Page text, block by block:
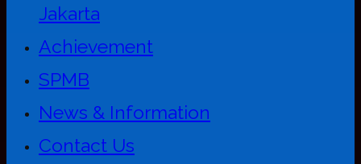
Jakarta
Achievement
SPMB
News & Information
Contact Us